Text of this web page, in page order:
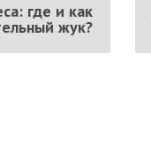
где и как
жук?